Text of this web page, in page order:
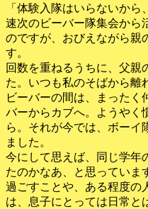
「体験入隊はいらないから
速次のビーバー隊集会から
のですが、 おびえながら親
す。
回数を重ねるうちに、父親
た。 いつも私のそばから離
ビーバーの間は、まったく
バーからカブへ。ようやく
ら。 それが今では、ボーイ
ました。
今にして思えば、
同じ学年
たのかなあ、
と思っていま
過ごすことや、 ある程度の
は、 息子にとっては日常と